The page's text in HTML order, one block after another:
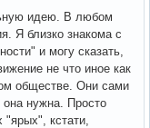
идею. В любом
Я близко знакома с
и могу сказать,
не что иное как
обществе. Они сами
она нужна. Просто
кстати,